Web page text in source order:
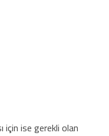
ise gerekli olan